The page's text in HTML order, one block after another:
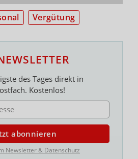
Vergütung
des Tages direkt in
Kostenlos!
abonnieren
Newsletter & Datenschutz